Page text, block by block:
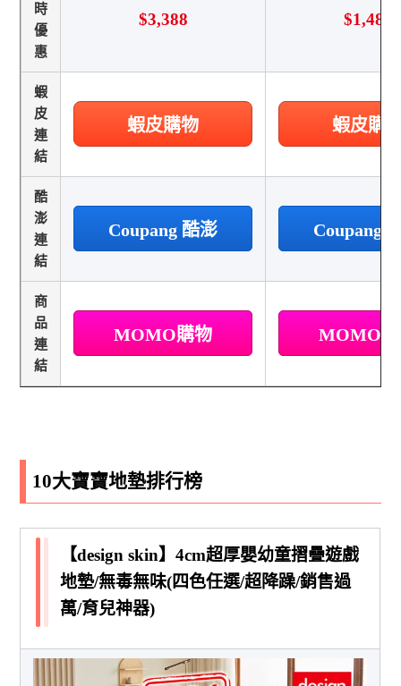
時
優
惠
$3,388 $1,480
蝦
皮
連
結
蝦皮購物 蝦皮購
酷
澎
連
結
Coupang 酷澎 Coupang
商
品
連
結
MOMO購物 MOMO
10大寶寶地墊排行榜
【design skin】4cm超厚嬰幼童摺疊遊戲
地墊/無毒無味(四色任選/超降躁/銷售過
萬/育兒神器)